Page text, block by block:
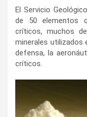
El Servicio
de 50 elementos
críticos, muchos
minerales utilizados
defensa, la
críticos.